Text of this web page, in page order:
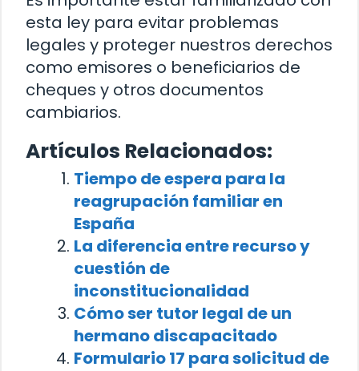
esta ley para evitar problemas
legales y proteger nuestros derechos
como emisores o beneficiarios de
cheques y otros documentos
cambiarios.
Artículos Relacionados:
Tiempo de espera para la
reagrupación familiar en
España
La diferencia entre recurso y
cuestión de
inconstitucionalidad
Cómo ser tutor legal de un
hermano discapacitado
Formulario 17 para solicitud de